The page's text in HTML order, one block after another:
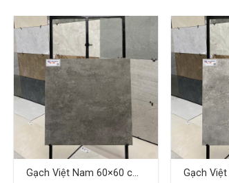
Gạch Việt Nam 60×60 cm
Gạch Việt Nam 60×60 cm